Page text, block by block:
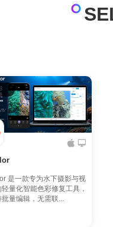
是一款专为水下摄影与视
量化智能色彩修复工具，
量编辑，无需联...